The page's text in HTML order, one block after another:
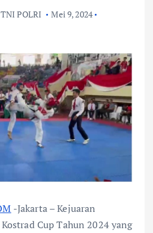
TNI POLRI
Mei 9, 2024
-Jakarta – Kejuaran
Cup Tahun 2024 yang